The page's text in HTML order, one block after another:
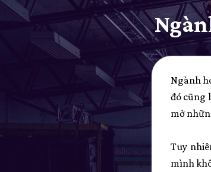
Ngành
đó cũng
mở
Tuy
mình